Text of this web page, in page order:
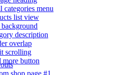
categories menu
list view
description
overlap
scrolling
more button